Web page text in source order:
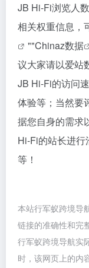
JB Hi-Fi浏览人
相关权重信息，
""Chinaz数据
议大家请以爱站
JB Hi-Fi的访问
体验等；当然要
据您自身的需求
Hi-Fi的站长进
等！
本站行军蚁跨境导
链接的准确性和完
行军蚁跨境导航实
时，该网页上的内